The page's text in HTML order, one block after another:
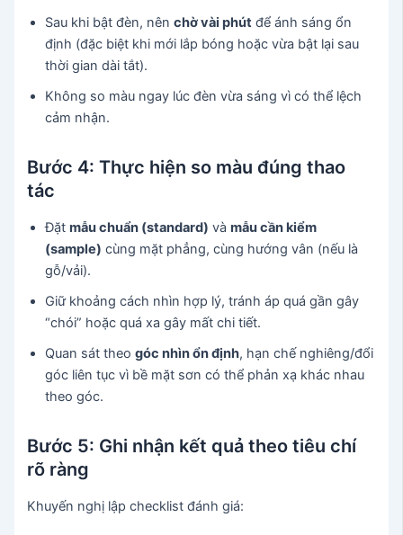
Sau khi bật đèn, nênchờ vài phút để ánh sáng ổn
định (đặc biệt khi mới lắp bóng hoặc vừa bật lại sau
thời gian dài tắt).
Không so màu ngay lúc đèn vừa sáng vì có thể lệch
cảm nhận.
Bước 4: Thực hiện so màu đúng thao
tác
Đặtmẫu chuẩn (standard) vàmẫu cần kiểm
(sample) cùng mặt phẳng, cùng hướng vân (nếu là
gỗ/vải).
Giữ khoảng cách nhìn hợp lý, tránh áp quá gần gây
“chói” hoặc quá xa gây mất chi tiết.
Quan sát theogóc nhìn ổn định, hạn chế nghiêng/đổi
góc liên tục vì bề mặt sơn có thể phản xạ khác nhau
theo góc.
Bước 5: Ghi nhận kết quả theo tiêu chí
rõ ràng
Khuyến nghị lập checklist đánh giá: